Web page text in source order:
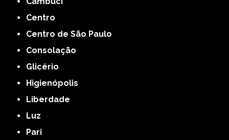
Centro
Centro de São Paulo
Consolação
Glicério
Higienópolis
Liberdade
Luz
Pari